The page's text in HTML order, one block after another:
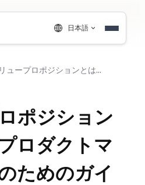
日本語
バリュープロポジションとは何か？プロダクトマネージャーのためのガイド
ポジション
ロダクトマ
ためのガイ